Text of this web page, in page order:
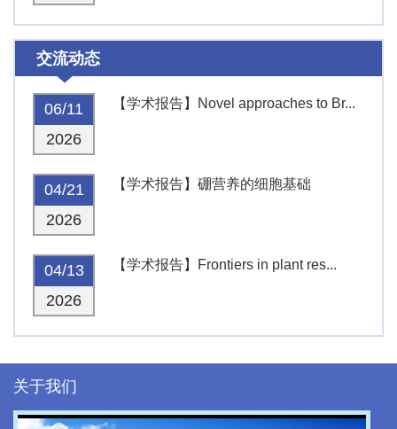
交流动态
06/11
2026
【学术报告】Novel approaches to Br...
04/21
2026
【学术报告】硼营养的细胞基础
04/13
2026
【学术报告】Frontiers in plant res...
关于我们